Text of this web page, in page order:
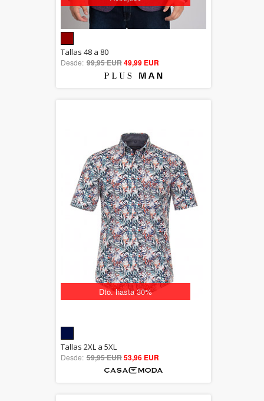
out of 5
Tallas 48 a 80
Desde: 99,95 EUR49,99 EUR
Dto. hasta 30%
5.00
out of 5
Tallas 2XL a 5XL
Desde: 59,95 EUR53,96 EUR